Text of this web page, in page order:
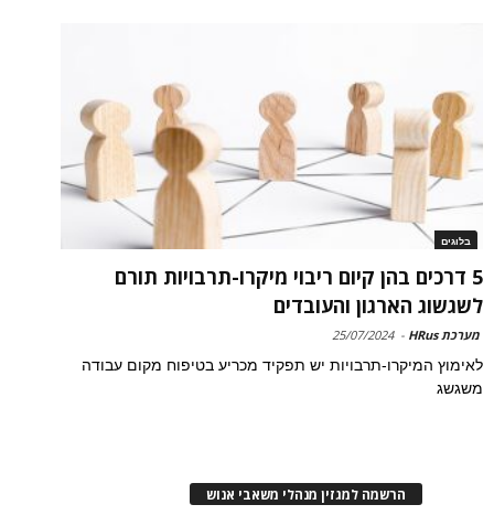
בלוגים
5 דרכים בהן קיום ריבוי מיקרו-תרבויות תורם
לשגשוג הארגון והעובדים
מערכת HRus -
25/07/2024
לאימוץ המיקרו-תרבויות יש תפקיד מכריע בטיפוח מקום עבודה
משגשג
הרשמה למגזין מנהלי משאבי אנוש